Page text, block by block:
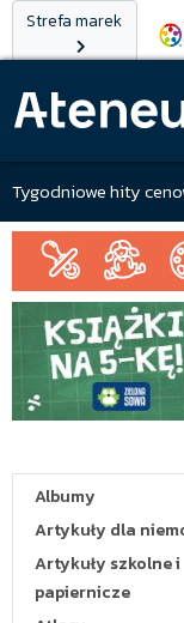
Strefa marek
Tygodniowe hity
Albumy
Artykuły dla
Artykuły szkolne i
papiernicze